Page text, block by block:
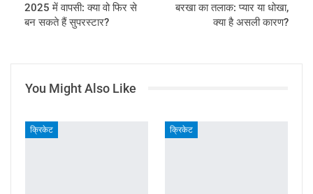
2025 में वापसी: क्या वो फिर से
बन सकते हैं सुपरस्टार?
बरखा का तलाक: प्यार या धोखा,
क्या है असली कारण?
You Might Also Like
क्रिकेट क्रिकेट